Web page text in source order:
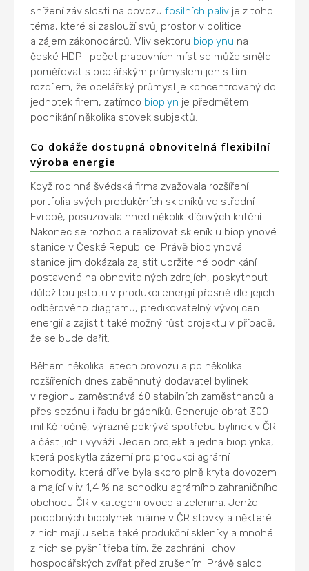
snížení závislosti na dovozufosilních paliv je z toho
téma, které si zaslouží svůj prostor v politice
a zájem zákonodárců. Vliv sektoru bioplynu na
české HDP i počet pracovních míst se může směle
poměřovat s ocelářským průmyslem jen s tím
rozdílem, že ocelářský průmysl je koncentrovaný do
jednotek firem, zatímco bioplyn je předmětem
podnikání několika stovek subjektů.
Co dokáže dostupná obnovitelná flexibilní
výroba energie
Když rodinná švédská firma zvažovala rozšíření
portfolia svých produkčních skleníků ve střední
Evropě, posuzovala hned několik klíčových kritérií.
Nakonec se rozhodla realizovat skleník u bioplynové
stanice v České Republice. Právě bioplynová
stanice jim dokázala zajistit udržitelné podnikání
postavené na obnovitelných zdrojích, poskytnout
důležitou jistotu v produkci energií přesně dle jejich
odběrového diagramu, predikovatelný vývoj cen
energií a zajistit také možný růst projektu v případě,
že se bude dařit.
Během několika letech provozu a po několika
rozšířeních dnes zaběhnutý dodavatel bylinek
v regionu zaměstnává 60 stabilních zaměstnanců a
přes sezónu i řadu brigádníků. Generuje obrat 300
mil Kč ročně, výrazně pokrývá spotřebu bylinek v ČR
a část jich i vyváží. Jeden projekt a jedna bioplynka,
která poskytla zázemí pro produkci agrární
komodity, která dříve byla skoro plně kryta dovozem
a mající vliv 1,4 % na schodku agrárního zahraničního
obchodu ČR v kategorii ovoce a zelenina. Jenže
podobných bioplynek máme v ČR stovky a některé
z nich mají u sebe také produkční skleníky a mnohé
z nich se pyšní třeba tím, že zachránili chov
hospodářských zvířat před zrušením. Právě saldo